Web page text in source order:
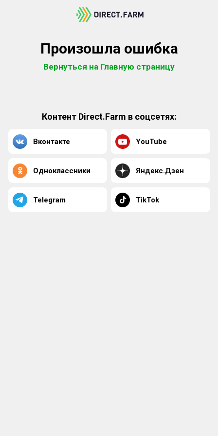
Произошла ошибка
Вернуться на Главную страницу
Контент Direct.Farm в соцсетях:
Вконтакте YouTube
Одноклассники Яндекс.Дзен
Telegram TikTok